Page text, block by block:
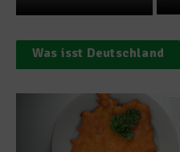
Was isst Deutschland